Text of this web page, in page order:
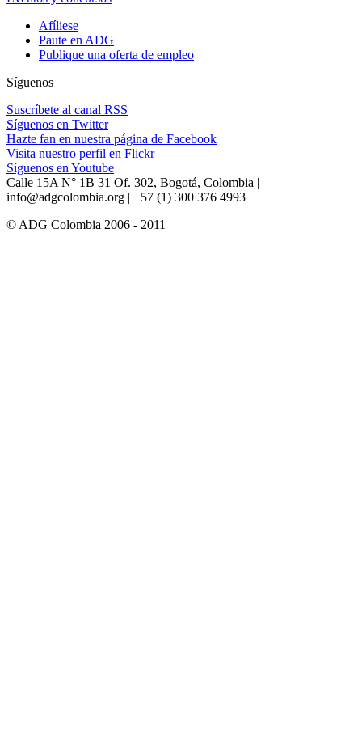
Afíliese
Paute en ADG
Publique una oferta de empleo
Síguenos
Suscríbete al canal RSS
Síguenos en Twitter
Hazte fan en nuestra página de Facebook
Visita nuestro perfil en Flickr
Síguenos en Youtube
Calle 15A N° 1B 31 Of. 302, Bogotá, Colombia |
info@adgcolombia.org | +57 (1) 300 376 4993
© ADG Colombia 2006 - 2011